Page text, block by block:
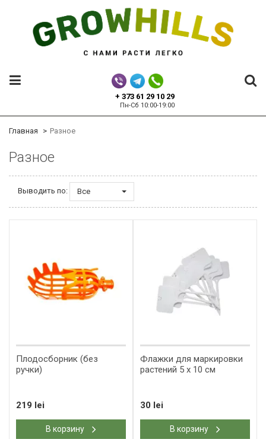
+ 373 61 29 10 29
Пн-Сб 10:00-19:00
Главная Разное
Разное
Выводить по: Все
Плодосборник (без
ручки)
219 lei
В корзину
Флажки для маркировки
растений 5 x 10 см
30 lei
В корзину